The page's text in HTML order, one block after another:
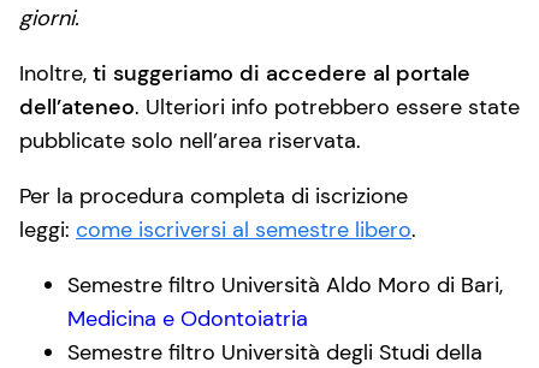
giorni.
Inoltre, ti suggeriamo di accedere al portale
dell’ateneo. Ulteriori info potrebbero essere state
pubblicate solo nell’area riservata.
Per la procedura completa di iscrizione
leggi: come iscriversi al semestre libero.
Semestre filtro Università Aldo Moro di Bari,
Medicina e Odontoiatria
Semestre filtro Università degli Studi della